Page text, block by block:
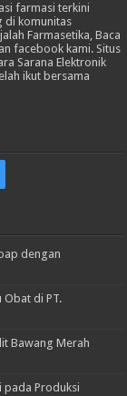
farmasi terkini
di komunitas
Farmasetika, Baca
facebook kami. Situs
Sarana Elektronik
ikut bersama
dengan
Obat di PT.
Bawang Merah
pada Produksi